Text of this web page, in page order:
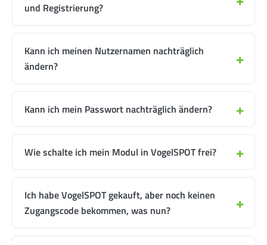
und Registrierung?
Kann ich meinen Nutzernamen nachträglich
ändern?
Kann ich mein Passwort nachträglich ändern?
Wie schalte ich mein Modul in VogelSPOT frei?
Ich habe VogelSPOT gekauft, aber noch keinen
Zugangscode bekommen, was nun?